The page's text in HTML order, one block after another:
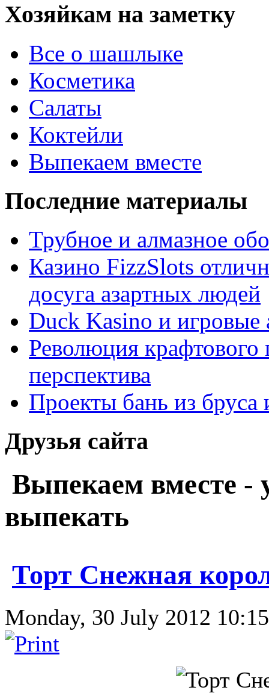
Хозяйкам на заметку
Все о шашлыке
Косметика
Салаты
Коктейли
Выпекаем вместе
Последние материалы
Трубное и алмазное
Казино FizzSlots
досуга азартных людей
Duck Kasino и игровые
Революция
перспектива
Проекты бань из бруса
Друзья сайта
Выпекаем вместе -
выпекать
Торт Снежная
Monday, 30 July 2012